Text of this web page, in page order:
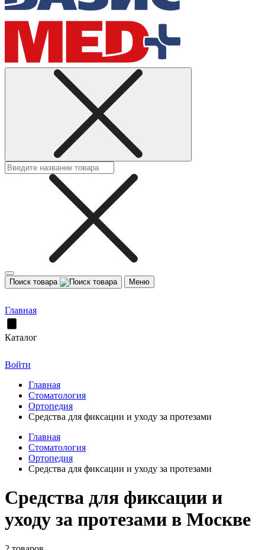
Поиск товара Меню
Главная
Каталог
Войти
Главная
Стоматология
Ортопедия
Cредства для фиксации и уходу за протезами
Главная
Стоматология
Ортопедия
Cредства для фиксации и уходу за протезами
Cредства для фиксации и
уходу за протезами в Москве